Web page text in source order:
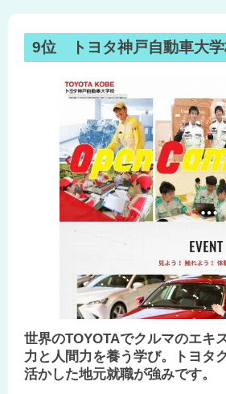
9位 トヨタ神戸自動車大
世界のTOYOTAでクルマのエキ
力と人間力を養う学び。トヨタ
活かした地元就職が強みです。